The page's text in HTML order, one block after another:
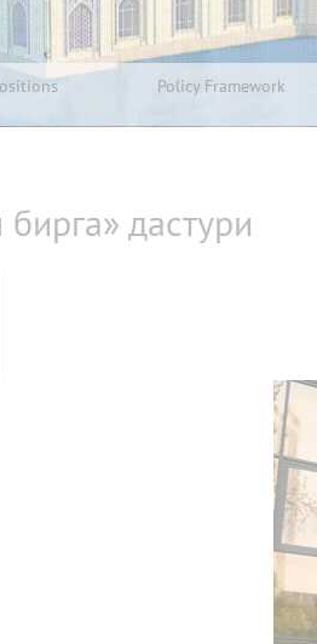
Policy Framework
дастури